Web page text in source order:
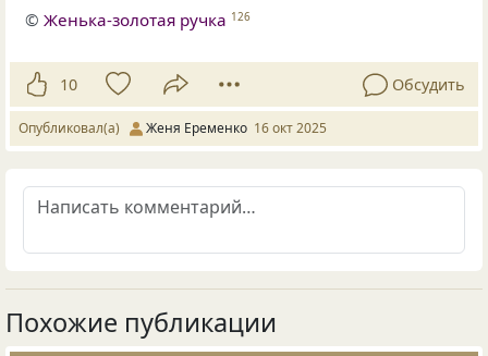
©Женька-золотая ручка 126
10 Обсудить
Опубликовал(а) Женя Еременко 16 окт 2025
Похожие публикации